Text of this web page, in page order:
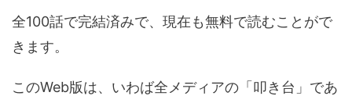
全100話で完結済みで、現在も無料で読むことがで
きます。
このWeb版は、いわば全メディアの「叩き台」であ